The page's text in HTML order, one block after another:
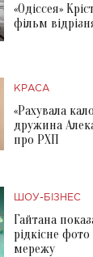
«Одіссея»
фільм
КРАСА
«Рахувала
дружина
про РХП
ШОУ-БІЗНЕС
Гайтана
рідкісне
мережу